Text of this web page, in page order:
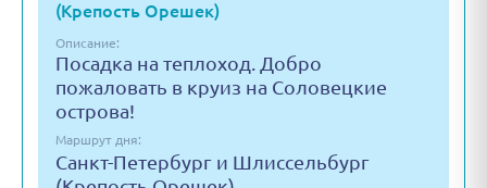
(Крепость Орешек)
Описание:
Посадка на теплоход. Добро
пожаловать в круиз на Соловецкие
острова!
Маршрут дня:
Санкт-Петербург и Шлиссельбург